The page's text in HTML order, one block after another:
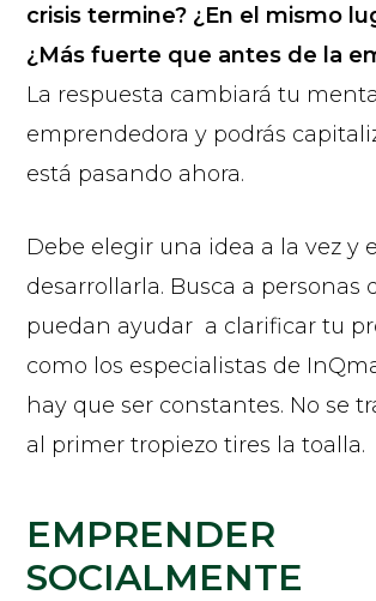
crisis termine? ¿En el mismo
¿Más fuerte que antes de la
La respuesta cambiará tu
emprendedora y podrás
está pasando ahora.
Debe elegir una idea a la vez y
desarrollarla. Busca a personas
puedan ayudar a clarificar tu
como los especialistas de
hay que ser constantes. No se
al primer tropiezo tires la toalla.
EMPRENDER
SOCIALMENTE